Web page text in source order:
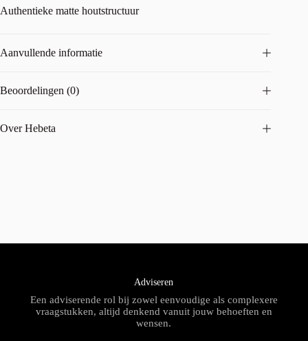
Authentieke matte houtstructuur
Aanvullende informatie
Beoordelingen (0)
Over Hebeta
Adviseren
Een adviserende rol bij zowel eenvoudige als complexere
vraagstukken, altijd denkend vanuit jouw behoeften en
wensen.